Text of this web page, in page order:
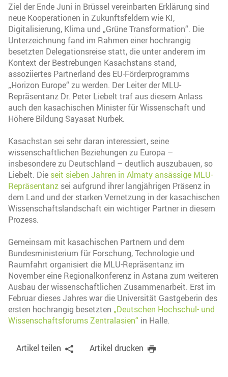
Ziel der Ende Juni in Brüssel vereinbarten Erklärung sind
neue Kooperationen in Zukunftsfeldern wie KI,
Digitalisierung, Klima und „Grüne Transformation“. Die
Unterzeichnung fand im Rahmen einer hochrangig
besetzten Delegationsreise statt, die unter anderem im
Kontext der Bestrebungen Kasachstans stand,
assoziiertes Partnerland des EU-Förderprogramms
„Horizon Europe“ zu werden. Der Leiter der MLU-
Repräsentanz Dr. Peter Liebelt traf aus diesem Anlass
auch den kasachischen Minister für Wissenschaft und
Höhere Bildung Sayasat Nurbek.
Kasachstan sei sehr daran interessiert, seine
wissenschaftlichen Beziehungen zu Europa –
insbesondere zu Deutschland – deutlich auszubauen, so
Liebelt. Die seit sieben Jahren in Almaty ansässige MLU-
Repräsentanz sei aufgrund ihrer langjährigen Präsenz in
dem Land und der starken Vernetzung in der kasachischen
Wissenschaftslandschaft ein wichtiger Partner in diesem
Prozess.
Gemeinsam mit kasachischen Partnern und dem
Bundesministerium für Forschung, Technologie und
Raumfahrt organisiert die MLU-Repräsentanz im
November eine Regionalkonferenz in Astana zum weiteren
Ausbau der wissenschaftlichen Zusammenarbeit. Erst im
Februar dieses Jahres war die Universität Gastgeberin des
ersten hochrangig besetzten „Deutschen Hochschul- und
Wissenschaftsforums Zentralasien“ in Halle.
Artikel teilen Artikel drucken